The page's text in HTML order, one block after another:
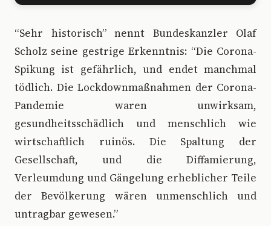
“Sehr historisch” nennt Bundeskanzler Olaf
Scholz seine gestrige Erkenntnis: “Die Corona-
Spikung ist gefährlich, und endet manchmal
tödlich. Die Lockdownmaßnahmen der Corona-
Pandemie waren unwirksam,
gesundheitsschädlich und menschlich wie
wirtschaftlich ruinös. Die Spaltung der
Gesellschaft, und die Diffamierung,
Verleumdung und Gängelung erheblicher Teile
der Bevölkerung wären unmenschlich und
untragbar gewesen.”